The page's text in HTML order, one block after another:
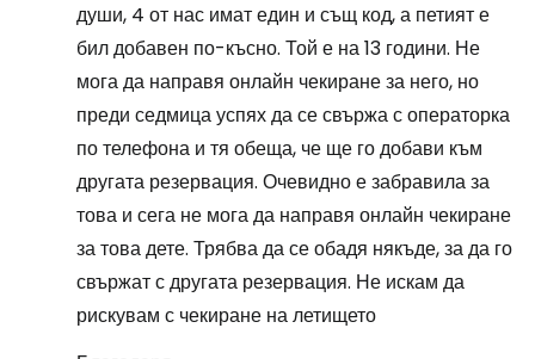
души, 4 от нас имат един и същ код, а петият е
бил добавен по-късно. Той е на 13 години. Не
мога да направя онлайн чекиране за него, но
преди седмица успях да се свържа с операторка
по телефона и тя обеща, че ще го добави към
другата резервация. Очевидно е забравила за
това и сега не мога да направя онлайн чекиране
за това дете. Трябва да се обадя някъде, за да го
свържат с другата резервация. Не искам да
рискувам с чекиране на летището